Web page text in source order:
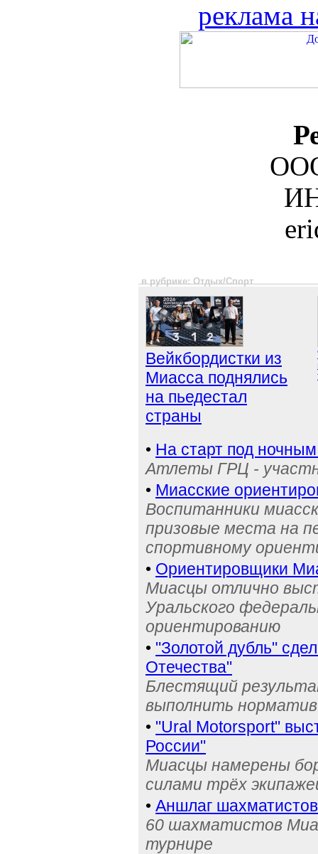
реклама
в рубрике: Отдых/Спорт
Вейкбордистки из
Миасса поднялись
на пьедестал
страны
• На старт под
Атлеты ГРЦ -
• Миасские
Воспитанники
призовые места на
спортивному
• Ориентировщики
Миасцы отлично
Уральского
ориентированию
• "Золотой дубль"
Отечества"
Блестящий
выполнить
• "Ural Motorsport"
России"
Миасцы намерены
силами трёх
• Аншлаг
60 шахматистов
турнире